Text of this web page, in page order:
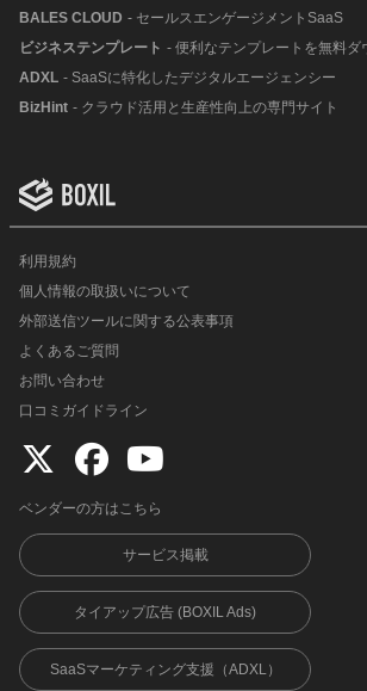
BALES CLOUD - セールスエンゲージメントSaaS
ビジネステンプレート - 便利なテンプレートを無料ダ
ADXL - SaaSに特化したデジタルエージェンシー
BizHint - クラウド活用と生産性向上の専門サイト
利用規約
個人情報の取扱いについて
外部送信ツールに関する公表事項
よくあるご質問
お問い合わせ
口コミガイドライン
ベンダーの方はこちら
サービス掲載
タイアップ広告 (BOXIL Ads)
SaaSマーケティング支援（ADXL）